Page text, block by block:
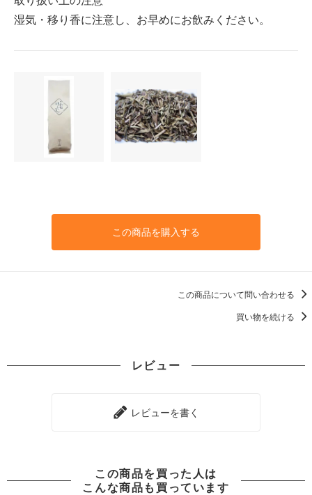
湿気・移り香に注意し、お早めにお飲みください。
この商品を購入する
この商品について問い合わせる
買い物を続ける
レビュー
レビューを書く
この商品を買った人は
こんな商品も買っています